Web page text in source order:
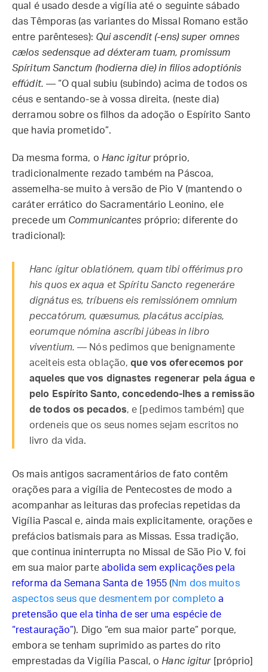
qual é usado desde a vigília até o seguinte sábado
das Têmporas (as variantes do Missal Romano estão
entre parênteses): Qui ascendit (-ens) super omnes
cælos sedensque ad déxteram tuam, promissum
Spíritum Sanctum (hodierna die) in filios adoptiónis
effúdit. — “O qual subiu (subindo) acima de todos os
céus e sentando-se à vossa direita, (neste dia)
derramou sobre os filhos da adoção o Espírito Santo
que havia prometido”.
Da mesma forma, o Hanc igiturpróprio,
tradicionalmente rezado também na Páscoa,
assemelha-se muito à versão de Pio V (mantendo o
caráter errático do Sacramentário Leonino, ele
precede um Communicantes próprio; diferente do
tradicional):
Hanc ígitur oblatiónem, quam tibi offérimus pro
his quos ex aqua et Spíritu Sancto regeneráre
dignátus es, tríbuens eis remissiónem omnium
peccatórum, quæsumus, placátus accipias,
eorumque nómina ascríbi júbeas in libro
viventium. — Nós pedimos que benignamente
aceiteis esta oblação,que vos oferecemos por
aqueles que vos dignastes regenerar pela água e
pelo Espírito Santo, concedendo-lhes a remissão
de todos os pecados, e [pedimos também] que
ordeneis que os seus nomes sejam escritos no
livro da vida.
Os mais antigos sacramentários de fato contêm
orações para a vigília de Pentecostes de modo a
acompanhar as leituras das profecias repetidas da
Vigília Pascal e, ainda mais explicitamente, orações e
prefácios batismais para as Missas. Essa tradição,
que continua ininterrupta no Missal de São Pio V, foi
em sua maior parte abolida sem explicações pela
reforma da Semana Santa de 1955 (Nm dos muitos
aspectos seus que desmentem por completoa
pretensão que ela tinha de ser uma espécie de
“restauração”). Digo “em sua maior parte” porque,
embora se tenham suprimido as partes do rito
emprestadas da Vigília Pascal, o Hanc igitur[próprio]